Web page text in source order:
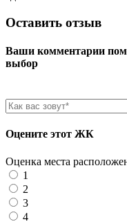
Оставить отзыв
Ваши комментарии
выбор
Оцените этот ЖК
Оценка места
1
2
3
4